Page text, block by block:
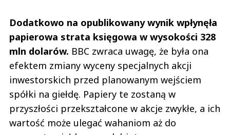
Dodatkowo na opublikowany wynik wpłynęła
papierowa strata księgowa w wysokości 328
mln dolarów. BBC zwraca uwagę, że była ona
efektem zmiany wyceny specjalnych akcji
inwestorskich przed planowanym wejściem
spółki na giełdę. Papiery te zostaną w
przyszłości przekształcone w akcje zwykłe, a ich
wartość może ulegać wahaniom aż do